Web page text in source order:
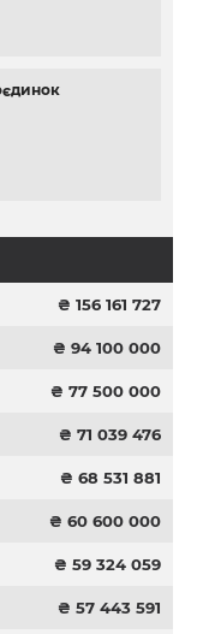
₴ 156 161 727
₴ 94 100 000
₴ 77 500 000
₴ 71 039 476
₴ 68 531 881
₴ 60 600 000
₴ 59 324 059
₴ 57 443 591